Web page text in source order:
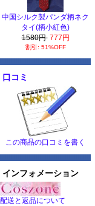
中国シルク製パンダ柄ネク
タイ(柄小紅色)
1580円 777円
割引: 51%OFF
口コミ
この商品の口コミを書く
インフォメーション
配送と返品について